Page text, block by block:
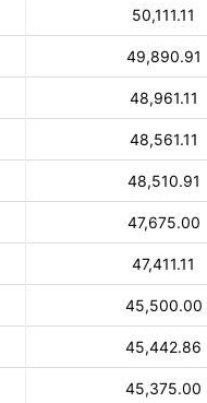
50,111.11
49,890.91
48,961.11
48,561.11
48,510.91
47,675.00
47,411.11
45,500.00
45,442.86
45,375.00